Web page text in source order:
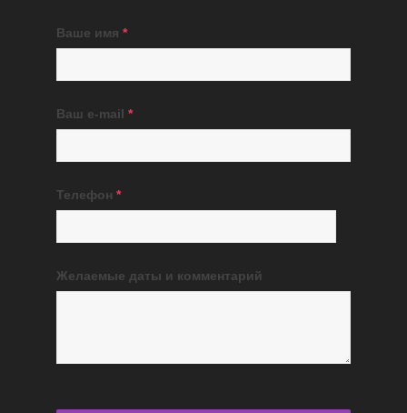
Ваше имя *
Ваш e-mail *
Телефон *
Желаемые даты и комментарий